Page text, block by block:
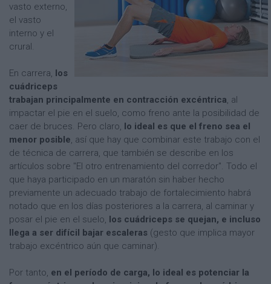
vasto externo,
el vasto
interno y el
crural.
En carrera, los
cuádriceps
trabajan principalmente en contracción excéntrica, al
impactar el pie en el suelo, como freno ante la posibilidad de
caer de bruces. Pero claro, lo ideal es que el freno sea el
menor posible, así que hay que combinar este trabajo con el
de técnica de carrera, que también se describe en los
artículos sobre "El otro entrenamiento del corredor". Todo el
que haya participado en un maratón sin haber hecho
previamente un adecuado trabajo de fortalecimiento habrá
notado que en los días posteriores a la carrera, al caminar y
posar el pie en el suelo, los cuádriceps se quejan, e incluso
llega a ser difícil bajar escaleras (gesto que implica mayor
trabajo excéntrico aún que caminar).
Por tanto, en el período de carga, lo ideal es potenciar la